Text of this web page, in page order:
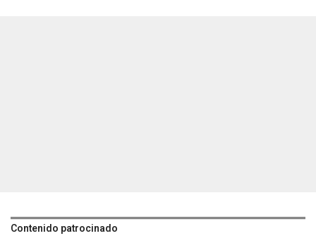
Contenido patrocinado